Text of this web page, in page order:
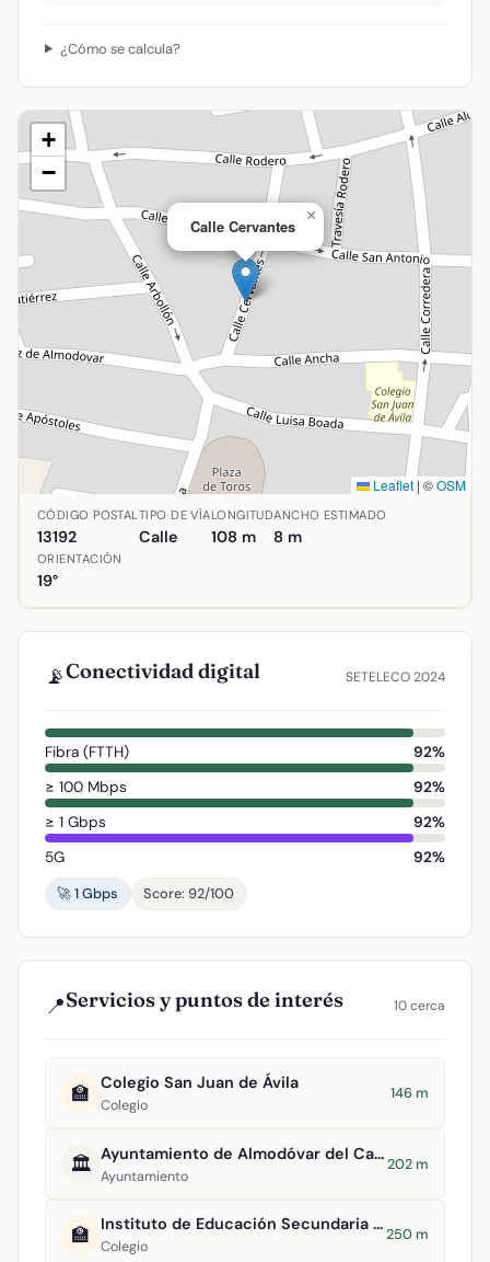
¿Cómo se calcula?
Calle Cervantes
×
+
−
Leaflet | ©OSM
Ubicación de Calle Cervantes en Almodóvar del Campo,
CÓDIGO POSTAL
13192
TIPO DE VÍA
Calle
LONGITUD
108 m
ANCHO ESTIMADO
8 m
ORIENTACIÓN
19°
📡Conectividad digital SETELECO 2024
Fibra (FTTH)
92%
≥ 100 Mbps
92%
≥ 1 Gbps
92%
5G
92%
🚀 1 Gbps
Score: 92/100
📍Servicios y puntos de interés 10 cerca
🏫 Colegio San Juan de Ávila
Colegio
146 m
🏛️ Ayuntamiento de Almodóvar del Campo
Ayuntamiento
202 m
🏫 Instituto de Educación Secundaria San Juan Bautista
Colegio
250 m